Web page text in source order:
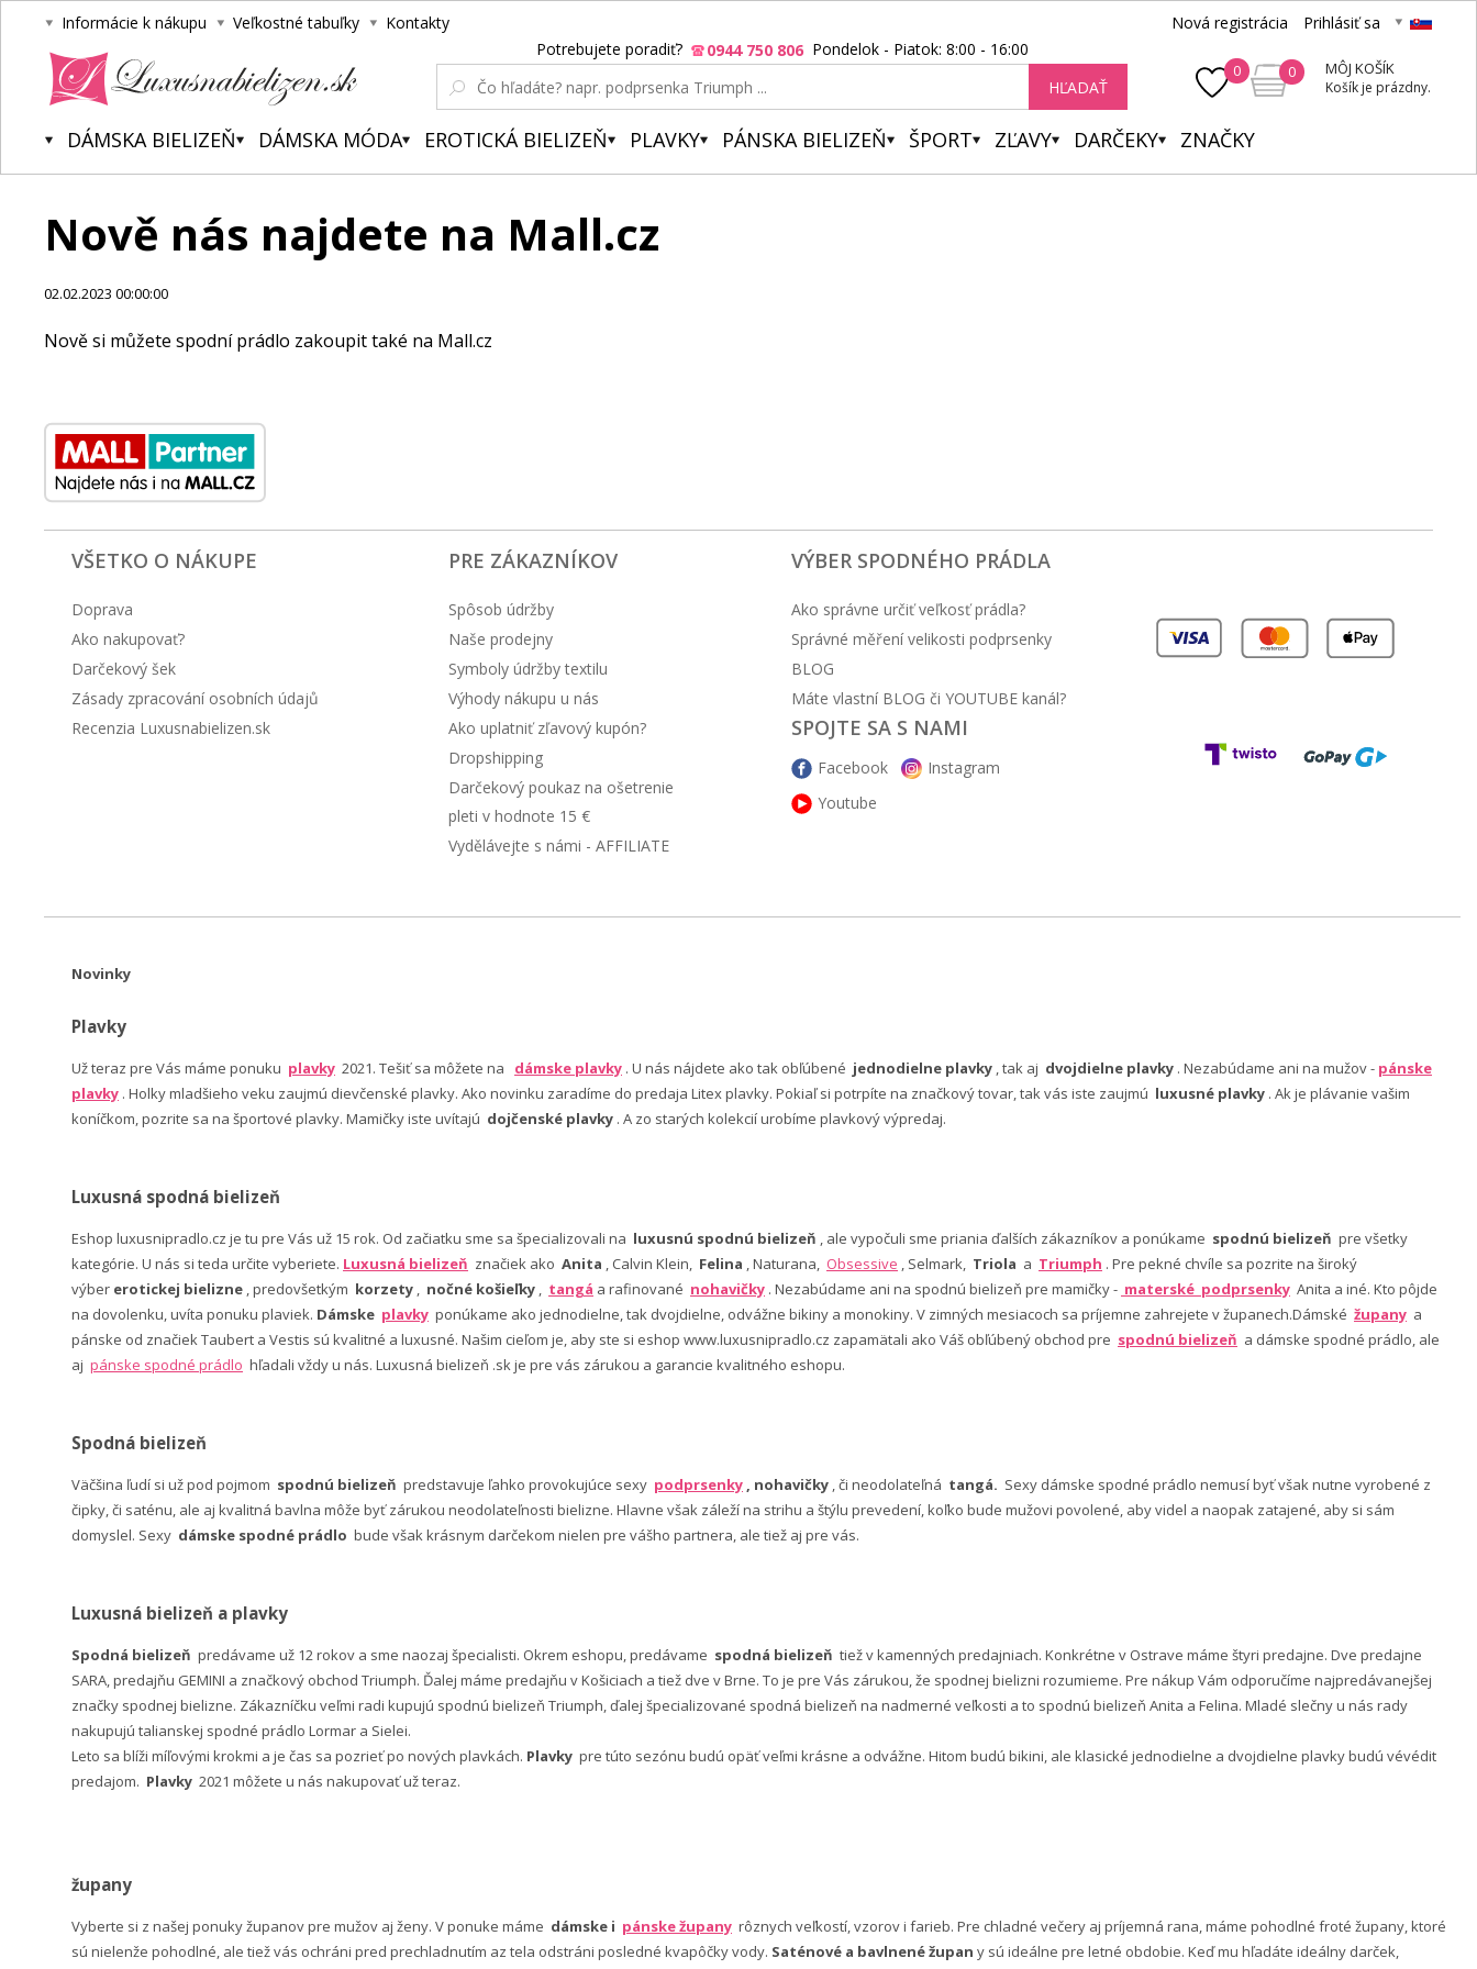
Informácie k nákupu Veľkostné tabuľky Kontakty Nová registrácia Prihlásiť sa
0 0 MÔJ KOŠÍK
Košík je prázdny.
Potrebujete poradiť? 0944 750 806 Pondelok - Piatok: 8:00 - 16:00
HĽADAŤ
DÁMSKA BIELIZEŇ DÁMSKA MÓDA EROTICKÁ BIELIZEŇ PLAVKY PÁNSKA BIELIZEŇ ŠPORT ZĽAVY DARČEKY ZNAČKY
Nově nás najdete na Mall.cz
02.02.2023 00:00:00
Nově si můžete spodní prádlo zakoupit také na Mall.cz
VŠETKO O NÁKUPE
Doprava
Ako nakupovať?
Darčekový šek
Zásady zpracování osobních údajů
Recenzia Luxusnabielizen.sk
PRE ZÁKAZNÍKOV
Spôsob údržby
Naše prodejny
Symboly údržby textilu
Výhody nákupu u nás
Ako uplatniť zľavový kupón?
Dropshipping
Darčekový poukaz na ošetrenie
pleti v hodnote 15 €
Vydělávejte s námi - AFFILIATE
VÝBER SPODNÉHO PRÁDLA
Ako správne určiť veľkosť prádla?
Správné měření velikosti podprsenky
BLOG
Máte vlastní BLOG či YOUTUBE kanál?
SPOJTE SA S NAMI
Facebook
Instagram
Youtube
Novinky
Plavky
Už teraz pre Vás máme ponuku plavky 2021. Tešiť sa môžete na dámske plavky . U nás nájdete ako tak obľúbené jednodielne plavky , tak aj dvojdielne plavky . Nezabúdame ani na mužov - pánske
plavky . Holky mladšieho veku zaujmú dievčenské plavky. Ako novinku zaradíme do predaja Litex plavky. Pokiaľ si potrpíte na značkový tovar, tak vás iste zaujmú luxusné plavky . Ak je plávanie vašim
koníčkom, pozrite sa na športové plavky. Mamičky iste uvítajú dojčenské plavky . A zo starých kolekcií urobíme plavkový výpredaj.
Luxusná spodná bielizeň
Eshop luxusnipradlo.cz je tu pre Vás už 15 rok. Od začiatku sme sa špecializovali na luxusnú spodnú bielizeň , ale vypočuli sme priania ďalších zákazníkov a ponúkame spodnú bielizeň pre všetky
kategórie. U nás si teda určite vyberiete. Luxusná bielizeň značiek ako Anita , Calvin Klein, Felina , Naturana, Obsessive , Selmark, Triola a Triumph . Pre pekné chvíle sa pozrite na široký
výber erotickej bielizne , predovšetkým korzety , nočné košieľky , tangá a rafinované nohavičky . Nezabúdame ani na spodnú bielizeň pre mamičky - materské podprsenky Anita a iné. Kto pôjde
na dovolenku, uvíta ponuku plaviek. Dámske plavky ponúkame ako jednodielne, tak dvojdielne, odvážne bikiny a monokiny. V zimných mesiacoch sa príjemne zahrejete v županech.Dámské župany a
pánske od značiek Taubert a Vestis sú kvalitné a luxusné. Našim cieľom je, aby ste si eshop www.luxusnipradlo.cz zapamätali ako Váš obľúbený obchod pre spodnú bielizeň a dámske spodné prádlo, ale
aj pánske spodné prádlo hľadali vždy u nás. Luxusná bielizeň .sk je pre vás zárukou a garancie kvalitného eshopu.
Spodná bielizeň
Väčšina ľudí si už pod pojmom spodnú bielizeň predstavuje ľahko provokujúce sexy podprsenky , nohavičky , či neodolateľná tangá. Sexy dámske spodné prádlo nemusí byť však nutne vyrobené z
čipky, či saténu, ale aj kvalitná bavlna môže byť zárukou neodolateľnosti bielizne. Hlavne však záleží na strihu a štýlu prevedení, koľko bude mužovi povolené, aby videl a naopak zatajené, aby si sám
domyslel. Sexy dámske spodné prádlo bude však krásnym darčekom nielen pre vášho partnera, ale tiež aj pre vás.
Luxusná bielizeň a plavky
Spodná bielizeň predávame už 12 rokov a sme naozaj špecialisti. Okrem eshopu, predávame spodná bielizeň tiež v kamenných predajniach. Konkrétne v Ostrave máme štyri predajne. Dve predajne
SARA, predajňu GEMINI a značkový obchod Triumph. Ďalej máme predajňu v Košiciach a tiež dve v Brne. To je pre Vás zárukou, že spodnej bielizni rozumieme. Pre nákup Vám odporučíme najpredávanejšej
značky spodnej bielizne. Zákazníčku veľmi radi kupujú spodnú bielizeň Triumph, ďalej špecializované spodná bielizeň na nadmerné veľkosti a to spodnú bielizeň Anita a Felina. Mladé slečny u nás rady
nakupujú talianskej spodné prádlo Lormar a Sielei.
Leto sa blíži míľovými krokmi a je čas sa pozrieť po nových plavkách. Plavky pre túto sezónu budú opäť veľmi krásne a odvážne. Hitom budú bikini, ale klasické jednodielne a dvojdielne plavky budú vévédit
predajom. Plavky 2021 môžete u nás nakupovať už teraz.
župany
Vyberte si z našej ponuky županov pre mužov aj ženy. V ponuke máme dámske i pánske župany rôznych veľkostí, vzorov i farieb. Pre chladné večery aj príjemná rana, máme pohodlné froté župany, ktoré
sú nielenže pohodlné, ale tiež vás ochráni pred prechladnutím az tela odstráni posledné kvapôčky vody. Saténové a bavlnené župan y sú ideálne pre letné obdobie. Keď mu hľadáte ideálny darček,